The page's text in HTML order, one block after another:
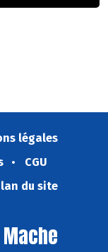
légales
CGU
du site